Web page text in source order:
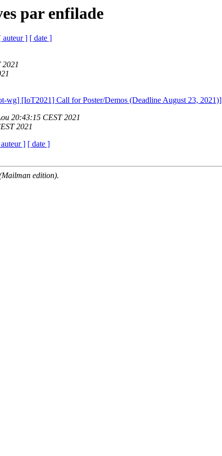
par enfilade
auteur ] [ date ]
2021
wg] [IoT2021] Call for Poster/Demos (Deadline August 23, 2021)]
20:43:15 CEST 2021
2021
] [ date ]
edition).